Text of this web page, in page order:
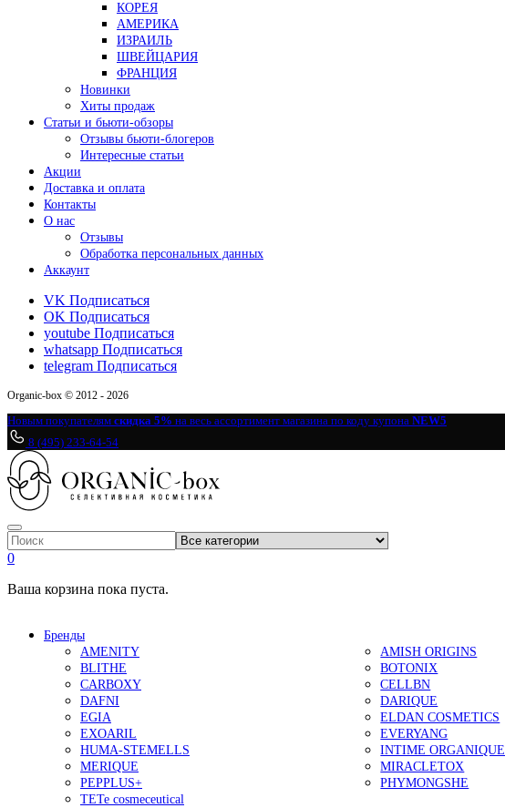
КОРЕЯ
АМЕРИКА
ИЗРАИЛЬ
ШВЕЙЦАРИЯ
ФРАНЦИЯ
Новинки
Хиты продаж
Статьи и бьюти-обзоры
Отзывы бьюти-блогеров
Интересные статьи
Акции
Доставка и оплата
Контакты
О нас
Отзывы
Обработка персональных данных
Аккаунт
VK Подписаться
OK Подписаться
youtube Подписаться
whatsapp Подписаться
telegram Подписаться
Organic-box © 2012 - 2026
Новым покупателям скидка 5% на весь ассортимент магазина по коду купона NEW5
8 (495) 233-64-54
0
Ваша корзина пока пуста.
Бренды
AMENITY
AMISH ORIGINS
BLITHE
BOTONIX
CARBOXY
CELLBN
DAFNI
DARIQUE
EGIA
ELDAN COSMETICS
EXOARIL
EVERYANG
HUMA-STEMELLS
INTIME ORGANIQUE
MERIQUE
MIRACLETOX
PEPPLUS+
PHYMONGSHE
TETe cosmeceutical